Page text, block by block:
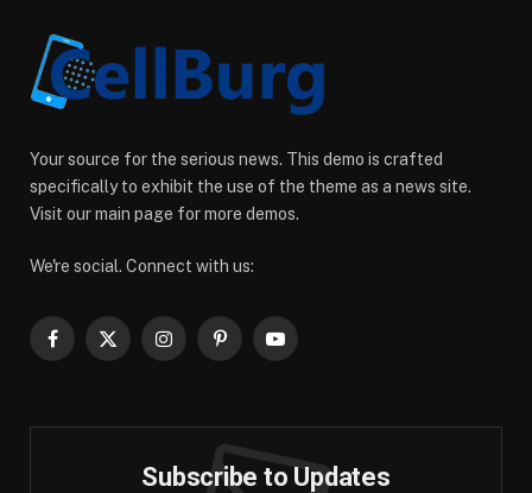
Your source for the serious news. This demo is crafted
specifically to exhibit the use of the theme as a news site.
Visit our main page for more demos.
We're social. Connect with us:
Facebook
X
InstagramPinterestYouTube
Subscribe to Updates